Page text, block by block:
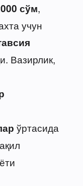
сўм,
учун
Вазирлик,
ўртасида